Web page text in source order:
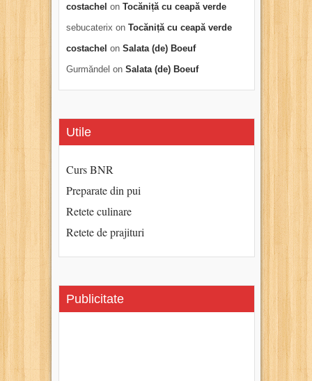
costachel on Tocăniță cu ceapă verde
sebucaterix on Tocăniță cu ceapă verde
costachel on Salata (de) Boeuf
Gurmăndel on Salata (de) Boeuf
Utile
Curs BNR
Preparate din pui
Retete culinare
Retete de prajituri
Publicitate